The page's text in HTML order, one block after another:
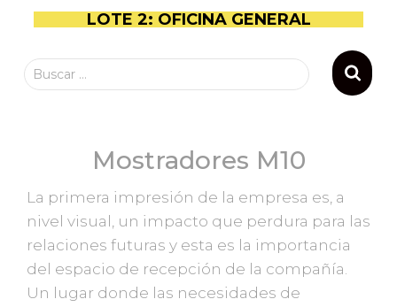
LOTE 2: OFICINA GENERAL
Buscar …
Mostradores M10
La primera impresión de la empresa es, a
nivel visual, un impacto que perdura para las
relaciones futuras y esta es la importancia
del espacio de recepción de la compañía.
Un lugar donde las necesidades de